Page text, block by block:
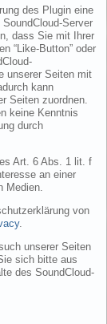
des Plugin eine
Server
dass Sie mit Ihrer
“Like-Button” oder
unserer Seiten mit
kann
Seiten zuordnen.
keine Kenntnis
durch
Art. 6 Abs. 1 lit. f
an einer
Medien.
von
.
unserer Seiten
sich bitte aus
des SoundCloud-